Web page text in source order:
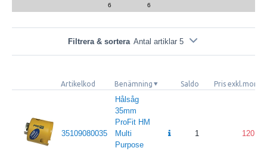
6
6
Filtrera & sortera Antal artiklar 5
Artikelkod Benämning Saldo Pris exkl.moms
35109080035
Hålsåg
35mm
ProFit HM
Multi
Purpose
1 120